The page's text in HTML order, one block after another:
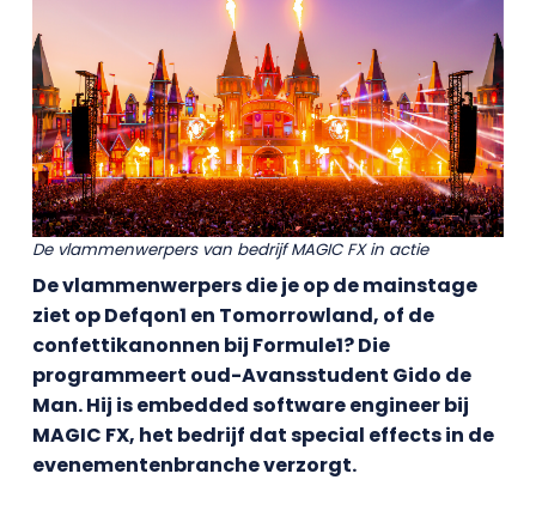
De vlammenwerpers van bedrijf MAGIC FX in actie
De vlammenwerpers die je op de mainstage
ziet op Defqon1 en Tomorrowland, of de
confettikanonnen bij Formule1? Die
programmeert oud-Avansstudent Gido de
Man. Hij is embedded software engineer bij
MAGIC FX, het bedrijf dat special effects in de
evenementenbranche verzorgt.